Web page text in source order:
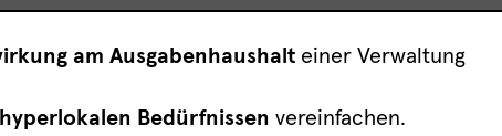
am Ausgabenhaushalt einer Verwaltung
hyperlokalen Bedürfnissen vereinfachen.